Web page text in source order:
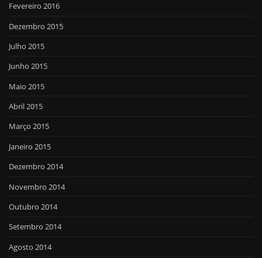
Fevereiro 2016
Dezembro 2015
Julho 2015
Junho 2015
Maio 2015
Abril 2015
Março 2015
Janeiro 2015
Dezembro 2014
Novembro 2014
Outubro 2014
Setembro 2014
Agosto 2014